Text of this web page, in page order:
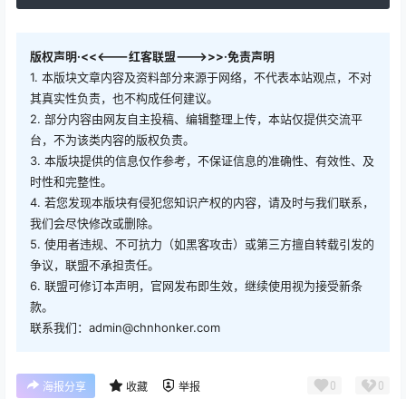
版权声明·<<<---红客联盟--->>>·免责声明
1. 本版块文章内容及资料部分来源于网络，不代表本站观点，不对
其真实性负责，也不构成任何建议。
2. 部分内容由网友自主投稿、编辑整理上传，本站仅提供交流平
台，不为该类内容的版权负责。
3. 本版块提供的信息仅作参考，不保证信息的准确性、有效性、及
时性和完整性。
4. 若您发现本版块有侵犯您知识产权的内容，请及时与我们联系，
我们会尽快修改或删除。
5. 使用者违规、不可抗力（如黑客攻击）或第三方擅自转载引发的
争议，联盟不承担责任。
6. 联盟可修订本声明，官网发布即生效，继续使用视为接受新条
款。
联系我们：admin@chnhonker.com
海报分享 收藏 举报 0 0